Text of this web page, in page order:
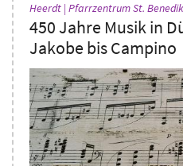
Heerdt | Pfarrzentrum St.
450 Jahre Musik in
Jakobe bis Campino